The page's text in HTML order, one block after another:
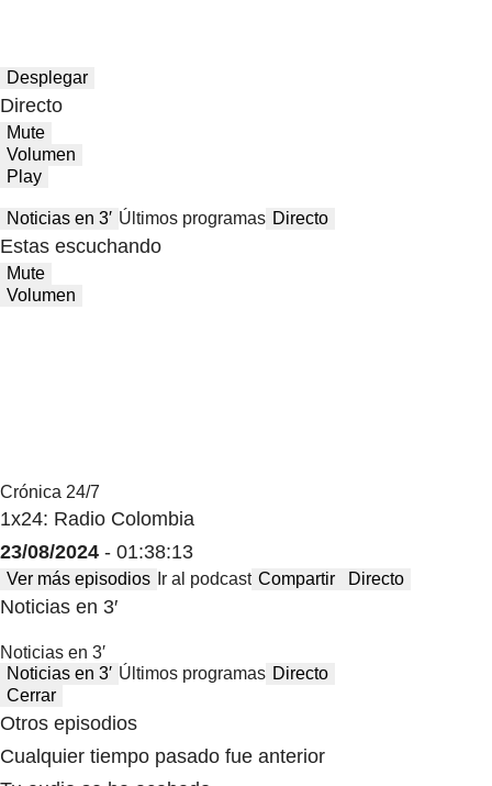
Desplegar
Directo
Mute
Volumen
Play
Noticias en 3′ Últimos programas Directo
Estas escuchando
Mute
Volumen
Crónica 24/7
1x24: Radio Colombia
23/08/2024 - 01:38:13
Ver más episodios Ir al podcast Compartir Directo
Noticias en 3′
Noticias en 3′
Noticias en 3′ Últimos programas Directo
Cerrar
Otros episodios
Cualquier tiempo pasado fue anterior